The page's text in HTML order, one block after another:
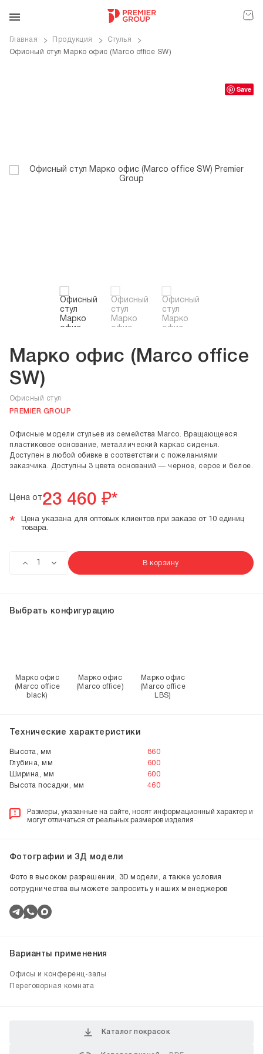
Главная Продукция
Стулья
Офисный стул Марко офис (Marco office SW)
Save
Марко офис (Marco office
SW)
Офисный стул
PREMIER GROUP
Офисные модели стульев из семейства Marco. Вращающееся
пластиковое основание, металлический каркас сиденья.
Доступен в любой обивке в соответствии с пожеланиями
заказчика. Доступны 3 цвета оснований — черное, серое и белое.
Цена от23 460 ₽*
*
Цена указана для оптовых клиентов при заказе от 10 единиц
товара.
В корзину
Выбрать конфигурацию
Марко офис
(Marco office
black)
Марко офис
(Marco office)
Марко офис
(Marco office
LBS)
Технические характеристики
Высота, мм
860
Глубина, мм
600
Ширина, мм
600
Высота посадки, мм
460
Размеры, указанные на сайте, носят информационный характер и
могут отличаться от реальных размеров изделия
Фотографии и 3Д модели
Фото в высоком разрешении, 3D модели, а также условия
сотрудничества вы можете запросить у наших менеджеров
Варианты применения
Офисы и конференц-залы
Переговорная комната
Каталог покрасок